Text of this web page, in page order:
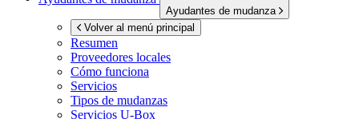
Ayudantes de mudanza
Volver al menú principal
Resumen
Proveedores locales
Cómo funciona
Servicios
Tipos de mudanzas
Servicios U-Box